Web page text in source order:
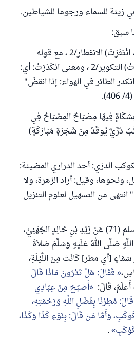
زينة للسماء ورجوما للشياطين.
سبق:
قوله تعالى: (وَإِذَا الْكَوَاكِبُ انْتَثَرَتْ) الانفطار/2 ، مع قوله
تعالى: (وَإِذَا النُّجُومُ انْكَدَرَتْ) التكوير/2 ، ومعنى انْكَدَرَتْ: أي:
الطائر في الهواء: إذا انقضَّ"
فِيهَا مِصْبَاحٌ الْمِصْبَاحُ فِي
دُرِّيٌّ يُوقَدُ مِنْ شَجَرَةٍ مُبَارَكَةٍ)
الدرّي: أحد الدراري المضيئة:
ونحوها، وقيل: أراد الزهرة، ولا
من التسهيل لعلوم التنزيل
وروى البخاري (846)، ومسلم (71) عَنْ زَيْدِ بْنِ خَالِدٍ الجُهَنِيِّ،
صَلَّى اللهُ عَلَيْهِ وَسَلَّمَ صَلاَةَ
[أي مطر] كَانَتْ مِنَ اللَّيْلَةِ،
فَقَالَ: هَلْ تَدْرُونَ مَاذَا قَالَ
أَعْلَمُ، قَالَ: أَصْبَحَ مِنْ عِبَادِي
مُطِرْنَا بِفَضْلِ اللَّهِ وَرَحْمَتِهِ،
وَأَمَّا مَنْ قَالَ: بِنَوْءِ كَذَا وَكَذَا،
.